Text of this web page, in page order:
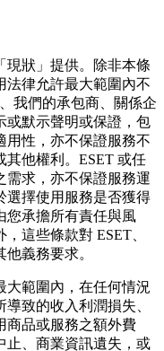
現狀」提供。除非本條
法律允許最大範圍內不
我們的承包商、關係企
或默示聲明或保證，包
用性，亦不保證服務不
他權利。ESET 或任
需求，亦不保證服務運
選擇使用服務是否獲得
您承擔所有責任與風
這些條款對 ESET、
義務要求。
大範圍內，在任何情況
致的收入利潤損失、
商品或服務之額外費
止、商業資訊遺失，或